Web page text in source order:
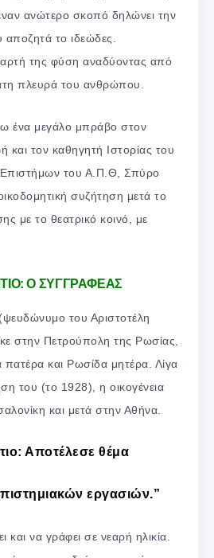
ανώτερο σκοπό δηλώνει την
το ιδεώδες.
της φύση αναδύοντας από
πλευρά του ανθρώπου.
ένα μεγάλο μπράβο στον
τον καθηγητή Ιστορίας του
Επιστήμων του Α.Π.Θ, Σπύρο
συζήτηση μετά το
με το θεατρικό κοινό, με
Ο ΣΥΓΓΡΑΦΕΑΣ
του Αριστοτέλη
στην Πετρούπολη της Ρωσίας,
και Ρωσίδα μητέρα. Λίγα
του (το 1928), η οικογένεια
και μετά στην Αθήνα.
Αποτέλεσε θέμα
εργασιών.”
και να γράφει σε νεαρή ηλικία.